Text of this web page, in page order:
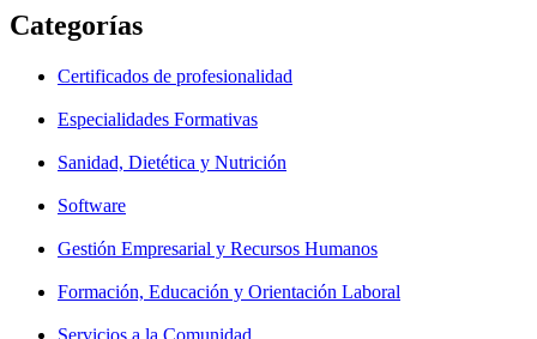
Categorías
Certificados de profesionalidad
Especialidades Formativas
Sanidad, Dietética y Nutrición
Software
Gestión Empresarial y Recursos Humanos
Formación, Educación y Orientación Laboral
Servicios a la Comunidad